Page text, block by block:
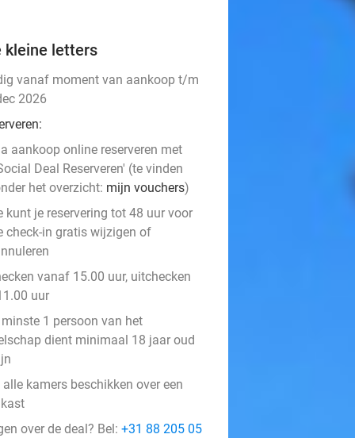
kleine letters
vanaf moment van aankoop t/m
2026
aankoop online reserveren met
Deal Reserveren' (te vinden
het overzicht: mijn vouchers)
kunt je reservering tot 48 uur voor
check-in gratis wijzigen of
vanaf 15.00 uur, uitchecken
uur
1 persoon van het
dient minimaal 18 jaar oud
alle kamers beschikken over een
over de deal? Bel: +31 88 205 05